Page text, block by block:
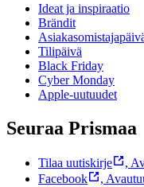
Ideat ja inspiraatio
Brändit
Tilipäivä
Black Friday
Cyber Monday
Apple-uutuudet
Seuraa Prismaa
Tilaa uutiskirje ,
Facebook
,